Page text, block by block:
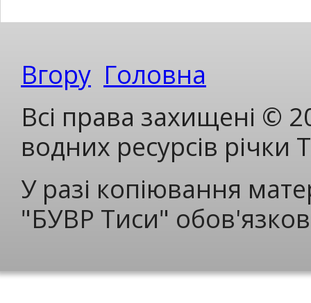
Вгору Головна
Всі права захищені ©
водних ресурсів річки
У разі копіювання
"БУВР Тиси"